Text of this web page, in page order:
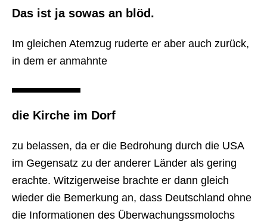
Das ist ja sowas an blöd.
Im gleichen Atemzug ruderte er aber auch zurück,
in dem er anmahnte
die Kirche im Dorf
zu belassen, da er die Bedrohung durch die USA
im Gegensatz zu der anderer Länder als gering
erachte. Witzigerweise brachte er dann gleich
wieder die Bemerkung an, dass Deutschland ohne
die Informationen des Überwachungssmolochs